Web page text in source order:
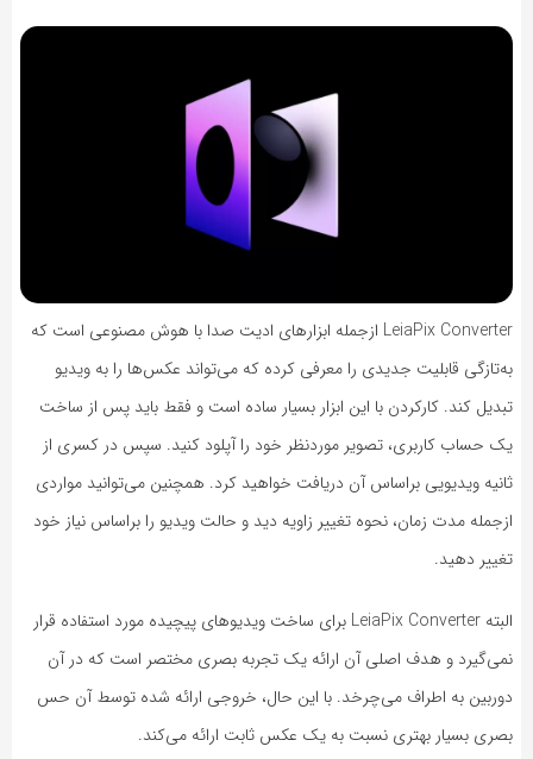
LeiaPix Converter ازجمله ابزارهای ادیت صدا با هوش مصنوعی است که
به‌تازگی قابلیت جدیدی را معرفی کرده که می‌تواند عکس‌ها را به ویدیو
تبدیل کند. کارکردن با این ابزار بسیار ساده است و فقط باید پس از ساخت
یک حساب کاربری، تصویر موردنظر خود را آپلود کنید. سپس در کسری از
ثانیه ویدیویی براساس آن دریافت خواهید کرد. همچنین می‌توانید مواردی
ازجمله مدت زمان، نحوه تغییر زاویه دید و حالت ویدیو را براساس نیاز خود
تغییر دهید.
البته LeiaPix Converter برای ساخت ویدیوهای پیچیده مورد استفاده قرار
نمی‌گیرد و هدف اصلی آن ارائه یک تجربه بصری مختصر است که در آن
دوربین به اطراف می‌چرخد. با این حال، خروجی ارائه شده توسط آن حس
بصری بسیار بهتری نسبت به یک عکس ثابت ارائه می‌کند.